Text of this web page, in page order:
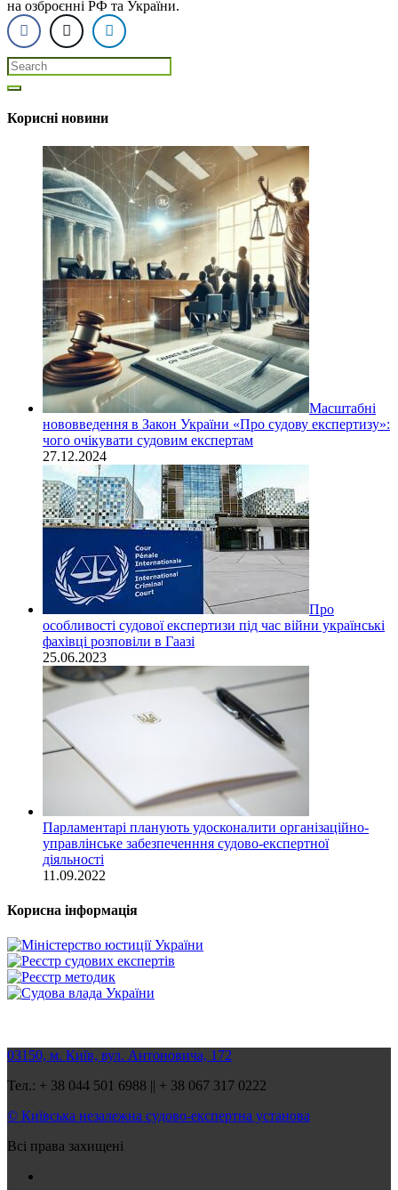
на озброєнні РФ та України.
Корисні новини
Масштабні
нововведення в Закон України «Про судову експертизу»:
чого очікувати судовим експертам
27.12.2024
Про
особливості судової експертизи під час війни українські
фахівці розповіли в Гаазі
25.06.2023
Парламентарі планують удосконалити організаційно-
управлінське забезпеченння судово-експертної
діяльності
11.09.2022
Корисна інформація
03150, м. Київ, вул. Антоновича, 172
Тел.: + 38 044 501 6988 || + 38 067 317 0222
© Київська незалежна судово-експертна установа
Всі права захищені